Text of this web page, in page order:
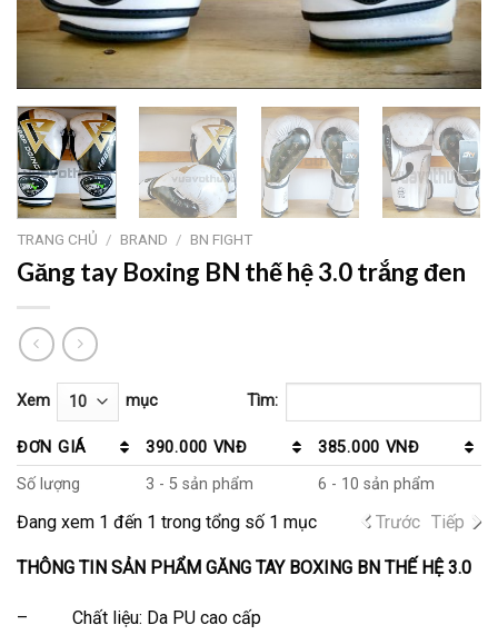
TRANG CHỦ / BRAND / BN FIGHT
Găng tay Boxing BN thế hệ 3.0 trắng đen
Xem mục Tìm:
ĐƠN GIÁ 390.000 VNĐ
385.000 VNĐ
Số lượng
3 - 5 sản phẩm 6 - 10 sản phẩm
Đang xem 1 đến 1 trong tổng số 1 mục Trước Tiếp
THÔNG TIN SẢN PHẨM GĂNG TAY BOXING BN THẾ HỆ 3.0
– Chất liệu: Da PU cao cấp